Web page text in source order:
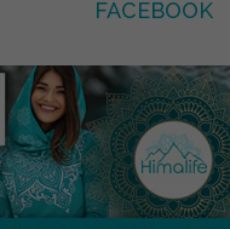
FACEBOOK